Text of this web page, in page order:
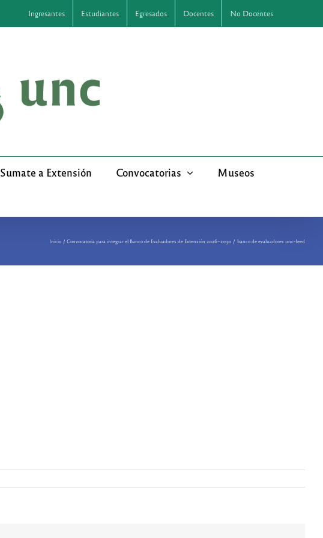
Ingresantes Estudiantes Egresados Docentes No Docentes
Sumate a Extensión Convocatorias Museos
Inicio Convocatoria para integrar el Banco de Evaluadores de Extensión 2026–2030 banco de evaluadores unc-feed